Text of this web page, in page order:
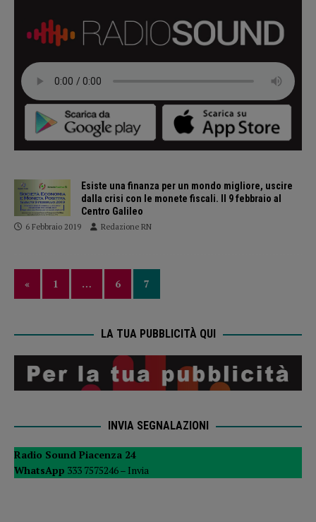
Esiste una finanza per un mondo migliore, uscire
dalla crisi con le monete fiscali. Il 9 febbraio al
Centro Galileo
6 Febbraio 2019 Redazione RN
« 1 … 6 7
LA TUA PUBBLICITÀ QUI
INVIA SEGNALAZIONI
Radio Sound Piacenza 24
WhatsApp 333 7575246 – Invia